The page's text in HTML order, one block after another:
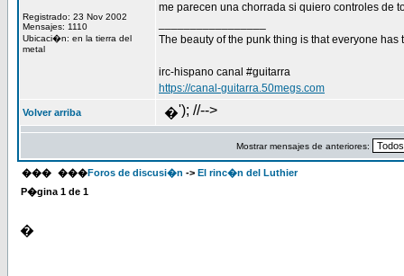
Registrado: 23 Nov 2002
Mensajes: 1110
Ubicaci�n: en la tierra del
metal
me parecen una chorrada si quiero controles de
The beauty of the punk thing is that everyone
irc-hispano canal #guitarra
https://canal-guitarra.50megs.com
Volver arriba �'); //-->
Mostrar mensajes de anteriores:
��� ���Foros de discusi�n -> El rinc�n del Luthier
P�gina 1 de 1
�